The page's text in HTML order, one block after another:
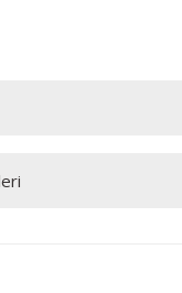
ürüne ilk yorumu siz yapın!